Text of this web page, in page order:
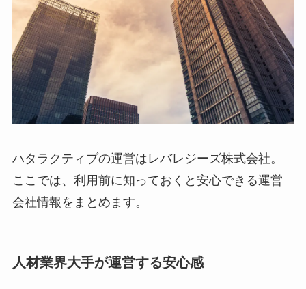
ハタラクティブの運営はレバレジーズ株式会社。
ここでは、利用前に知っておくと安心できる運営
会社情報をまとめます。
人材業界大手が運営する安心感